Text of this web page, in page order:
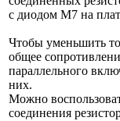
с диодом M7 на
Чтобы уменьшить
общее
параллельного
них.
Можно
соединения